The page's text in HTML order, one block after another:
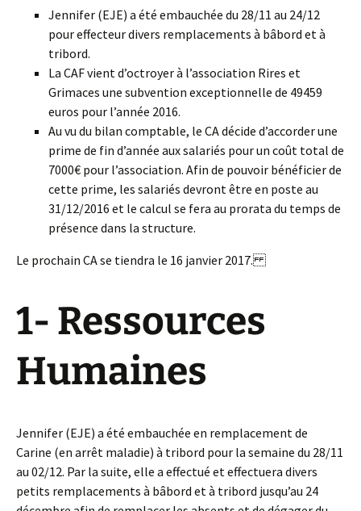
Jennifer (EJE) a été embauchée du 28/11 au 24/12
pour effecteur divers remplacements à bâbord et à
tribord.
La CAF vient d’octroyer à l’association Rires et
Grimaces une subvention exceptionnelle de 49459
euros pour l’année 2016.
Au vu du bilan comptable, le CA décide d’accorder une
prime de fin d’année aux salariés pour un coût total de
7000€ pour l’association. Afin de pouvoir bénéficier de
cette prime, les salariés devront être en poste au
31/12/2016 et le calcul se fera au prorata du temps de
présence dans la structure.
Le prochain CA se tiendra le 16 janvier 2017.
1- Ressources
Humaines
Jennifer (EJE) a été embauchée en remplacement de
Carine (en arrêt maladie) à tribord pour la semaine du 28/11
au 02/12. Par la suite, elle a effectué et effectuera divers
petits remplacements à bâbord et à tribord jusqu’au 24